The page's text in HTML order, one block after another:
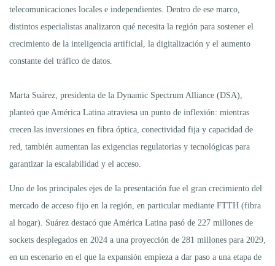
telecomunicaciones locales e independientes. Dentro de ese marco,
distintos especialistas analizaron qué necesita la región para sostener el
crecimiento de la inteligencia artificial, la digitalización y el aumento
constante del tráfico de datos.
Marta Suárez, presidenta de la Dynamic Spectrum Alliance (DSA),
planteó que América Latina atraviesa un punto de inflexión: mientras
crecen las inversiones en fibra óptica, conectividad fija y capacidad de
red, también aumentan las exigencias regulatorias y tecnológicas para
garantizar la escalabilidad y el acceso.
Uno de los principales ejes de la presentación fue el gran crecimiento del
mercado de acceso fijo en la región, en particular mediante FTTH (fibra
al hogar). Suárez destacó que América Latina pasó de 227 millones de
sockets desplegados en 2024 a una proyección de 281 millones para 2029,
en un escenario en el que la expansión empieza a dar paso a una etapa de